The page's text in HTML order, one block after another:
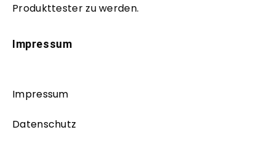
Produkttester zu werden.
Impressum
Impressum
Datenschutz